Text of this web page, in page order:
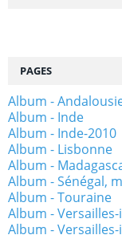
PAGES
Album -
Album - Inde
Album - Inde-2010
Album - Lisbonne
Album -
Album - Sénégal,
Album - Touraine
Album -
Album -